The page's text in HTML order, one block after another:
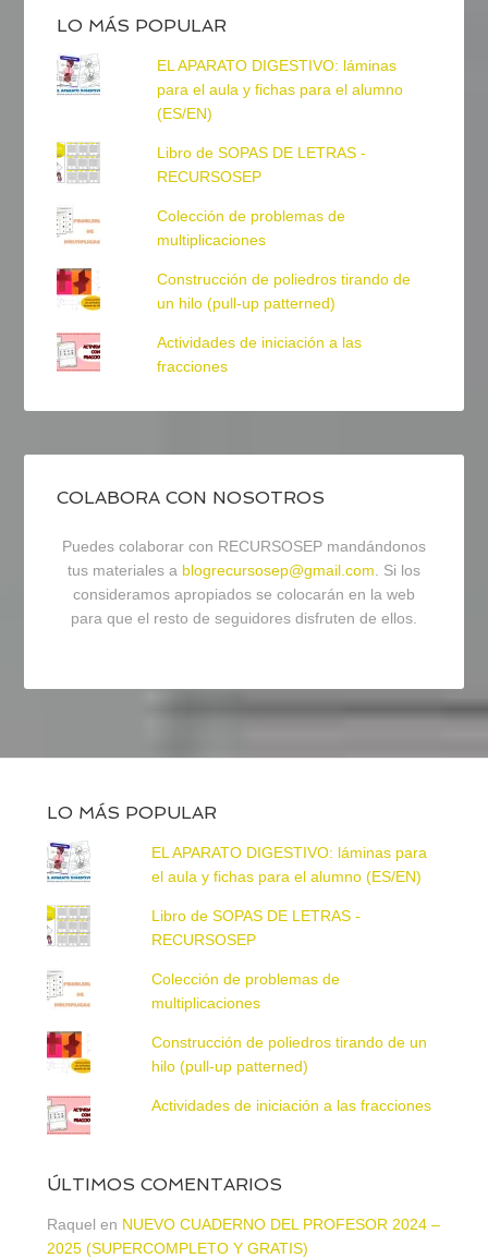
LO MÁS POPULAR
EL APARATO DIGESTIVO: láminas
para el aula y fichas para el alumno
(ES/EN)
Libro de SOPAS DE LETRAS -
RECURSOSEP
Colección de problemas de
multiplicaciones
Construcción de poliedros tirando de
un hilo (pull-up patterned)
Actividades de iniciación a las
fracciones
COLABORA CON NOSOTROS
Puedes colaborar con RECURSOSEP mandándonos
tus materiales a blogrecursosep@gmail.com. Si los
consideramos apropiados se colocarán en la web
para que el resto de seguidores disfruten de ellos.
LO MÁS POPULAR
EL APARATO DIGESTIVO: láminas para
el aula y fichas para el alumno (ES/EN)
Libro de SOPAS DE LETRAS -
RECURSOSEP
Colección de problemas de
multiplicaciones
Construcción de poliedros tirando de un
hilo (pull-up patterned)
Actividades de iniciación a las fracciones
ÚLTIMOS COMENTARIOS
Raquel en NUEVO CUADERNO DEL PROFESOR 2024 –
2025 (SUPERCOMPLETO Y GRATIS)